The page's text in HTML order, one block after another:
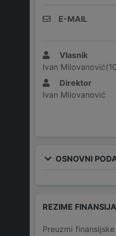
E-MAIL
Vlasnik
Ivan
Direktor
Ivan Milovanović
OSNOVNI
REZIME FINANSIJA
Preuzmi